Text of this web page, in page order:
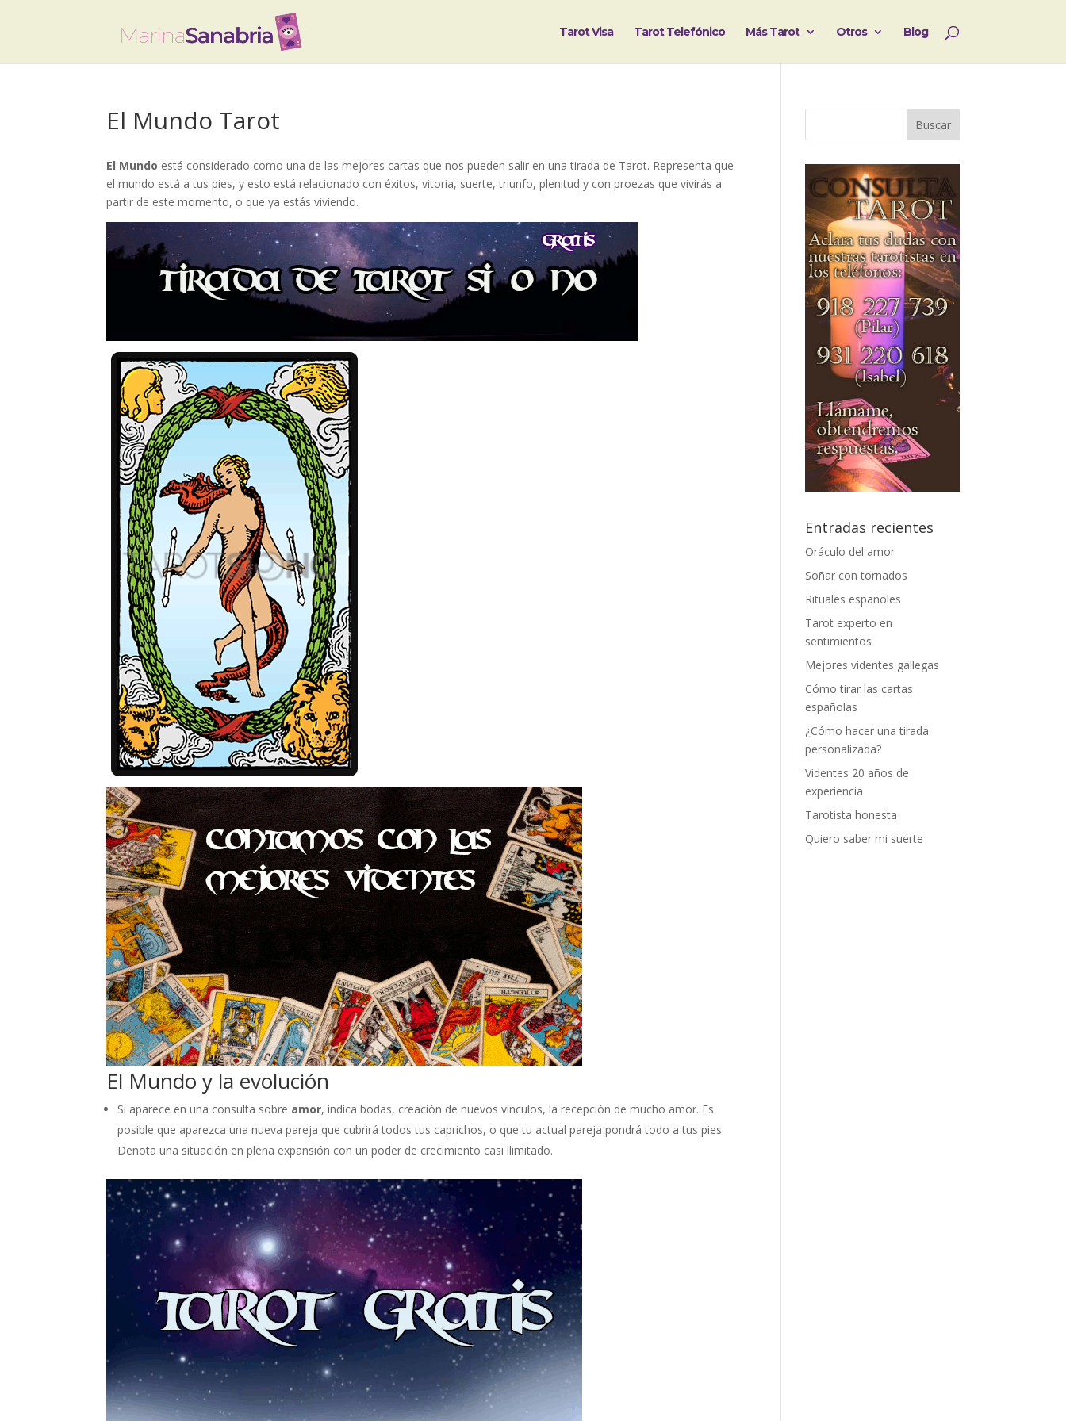
Tarot Visa Tarot Telefónico Más Tarot Otros Blog
El Mundo Tarot
El Mundo está considerado como una de las mejores cartas que nos pueden salir en una tirada de Tarot. Representa que
el mundo está a tus pies, y esto está relacionado con éxitos, vitoria, suerte, triunfo, plenitud y con proezas que vivirás a
partir de este momento, o que ya estás viviendo.
El Mundo y la evolución
Si aparece en una consulta sobre amor, indica bodas, creación de nuevos vínculos, la recepción de mucho amor. Es
posible que aparezca una nueva pareja que cubrirá todos tus caprichos, o que tu actual pareja pondrá todo a tus pies.
Denota una situación en plena expansión con un poder de crecimiento casi ilimitado.
Entradas recientes
Oráculo del amor
Soñar con tornados
Rituales españoles
Tarot experto en
sentimientos
Mejores videntes gallegas
Cómo tirar las cartas
españolas
¿Cómo hacer una tirada
personalizada?
Videntes 20 años de
experiencia
Tarotista honesta
Quiero saber mi suerte